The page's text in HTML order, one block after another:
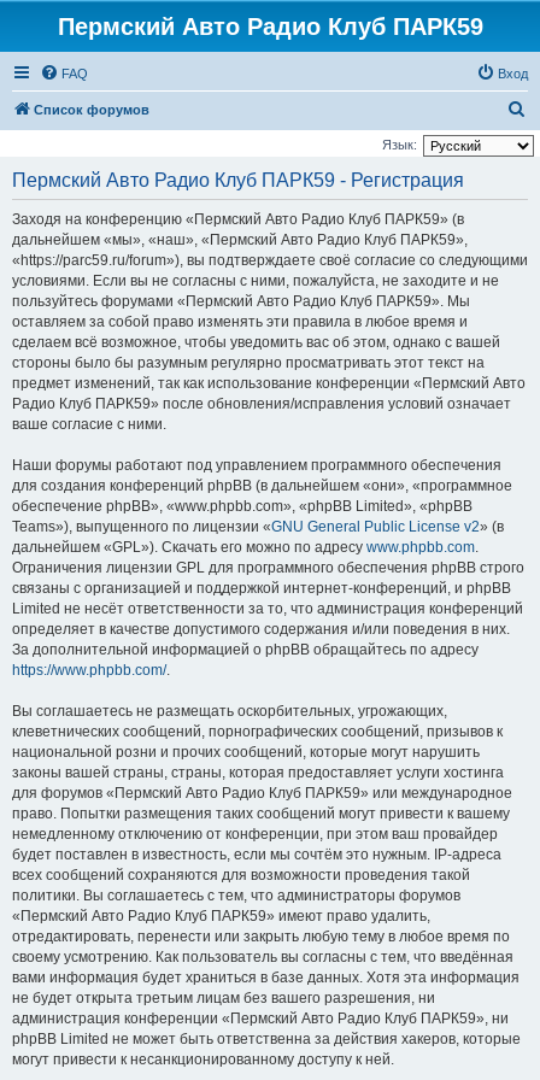
Пермский Авто Радио Клуб ПАРК59
FAQ Вход
Список форумов
о
Язык:
Пермский Авто Радио Клуб ПАРК59 - Регистрация
Заходя на конференцию «Пермский Авто Радио Клуб ПАРК59» (в
дальнейшем «мы», «наш», «Пермский Авто Радио Клуб ПАРК59»,
«https://parc59.ru/forum»), вы подтверждаете своё согласие со следующими
условиями. Если вы не согласны с ними, пожалуйста, не заходите и не
пользуйтесь форумами «Пермский Авто Радио Клуб ПАРК59». Мы
оставляем за собой право изменять эти правила в любое время и
сделаем всё возможное, чтобы уведомить вас об этом, однако с вашей
стороны было бы разумным регулярно просматривать этот текст на
предмет изменений, так как использование конференции «Пермский Авто
Радио Клуб ПАРК59» после обновления/исправления условий означает
ваше согласие с ними.
Наши форумы работают под управлением программного обеспечения
для создания конференций phpBB (в дальнейшем «они», «программное
обеспечение phpBB», «www.phpbb.com», «phpBB Limited», «phpBB
Teams»), выпущенного по лицензии «GNU General Public License v2» (в
дальнейшем «GPL»). Скачать его можно по адресу www.phpbb.com.
Ограничения лицензии GPL для программного обеспечения phpBB строго
связаны с организацией и поддержкой интернет-конференций, и phpBB
Limited не несёт ответственности за то, что администрация конференций
определяет в качестве допустимого содержания и/или поведения в них.
За дополнительной информацией о phpBB обращайтесь по адресу
https://www.phpbb.com/.
Вы соглашаетесь не размещать оскорбительных, угрожающих,
клеветнических сообщений, порнографических сообщений, призывов к
национальной розни и прочих сообщений, которые могут нарушить
законы вашей страны, страны, которая предоставляет услуги хостинга
для форумов «Пермский Авто Радио Клуб ПАРК59» или международное
право. Попытки размещения таких сообщений могут привести к вашему
немедленному отключению от конференции, при этом ваш провайдер
будет поставлен в известность, если мы сочтём это нужным. IP-адреса
всех сообщений сохраняются для возможности проведения такой
политики. Вы соглашаетесь с тем, что администраторы форумов
«Пермский Авто Радио Клуб ПАРК59» имеют право удалить,
отредактировать, перенести или закрыть любую тему в любое время по
своему усмотрению. Как пользователь вы согласны с тем, что введённая
вами информация будет храниться в базе данных. Хотя эта информация
не будет открыта третьим лицам без вашего разрешения, ни
администрация конференции «Пермский Авто Радио Клуб ПАРК59», ни
phpBB Limited не может быть ответственна за действия хакеров, которые
могут привести к несанкционированному доступу к ней.